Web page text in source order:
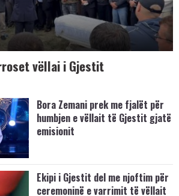
vëllai i Gjestit
Bora Zemani prek me fjalët për
humbjen e vëllait të Gjestit gjatë
emisionit
Ekipi i Gjestit del me njoftim për
ceremoninë e varrimit të vëllait